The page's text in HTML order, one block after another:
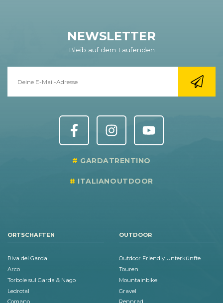
NEWSLETTER
Bleib auf dem Laufenden
GARDATRENTINO
ITALIANOUTDOOR
ORTSCHAFTEN
Riva del Garda
Arco
Torbole sul Garda & Nago
Ledrotal
OUTDOOR
Outdoor Friendly Unterkünfte
Touren
Mountainbike
Gravel